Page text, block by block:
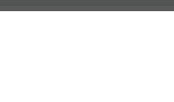
bezbedniji sistem za